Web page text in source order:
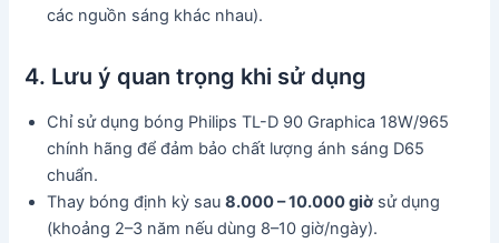
các nguồn sáng khác nhau).
4. Lưu ý quan trọng khi sử dụng
Chỉ sử dụng bóng Philips TL-D 90 Graphica 18W/965
chính hãng để đảm bảo chất lượng ánh sáng D65
chuẩn.
Thay bóng định kỳ sau8.000 – 10.000 giờ sử dụng
(khoảng 2–3 năm nếu dùng 8–10 giờ/ngày).